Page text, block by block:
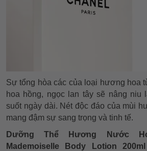
Sự tổng hòa các của loại hương hoa
hoa hồng, ngọc lan tây sẽ nâng niu
suốt ngày dài. Nét độc đáo của mùi
mang đậm sự sang trọng và tinh tế.
Dưỡng Thể Hương Nước
Mademoiselle Body Lotion 200ml